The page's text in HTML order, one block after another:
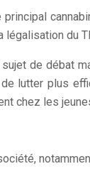
légalisation
de débat
lutter plus
chez les